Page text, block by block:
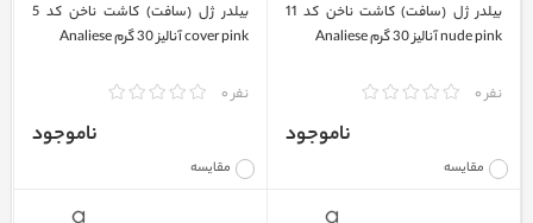
بیلدر ژل (سافت) کاشت ناخن کد 11
nude pink آنالیز 30 گرم Analiese
نفر 0
مقایسه
ناموجود
بیلدر ژل (سافت) کاشت ناخن کد 5
cover pink آنالیز 30 گرم Analiese
نفر 0
مقایسه
ناموجود